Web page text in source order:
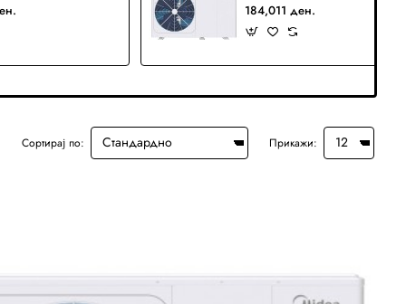
184,011 ден.
Сортирај по: Прикажи: